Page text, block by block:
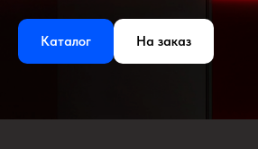
Каталог На заказ